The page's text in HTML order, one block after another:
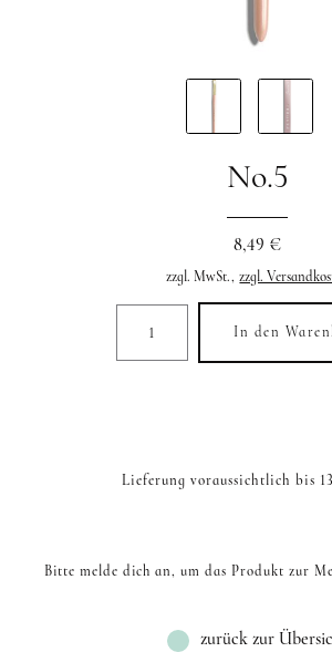
No.5
8,49 €
zzgl. MwSt., zzgl.
In den
Lieferung voraussichtlich bis
Bitte melde dich an, um das Produkt zur
zurück zur